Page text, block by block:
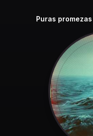
Puras promezas